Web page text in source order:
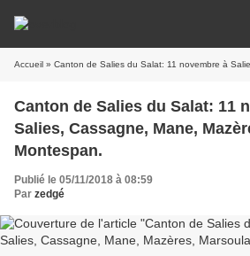
Accueil » Canton de Salies du Salat: 11 novembre à Salies, Cassagne,
Canton de Salies du Salat: 11
Salies, Cassagne, Mane,
Montespan.
Publié le 05/11/2018 à 08:59
Par zedgé